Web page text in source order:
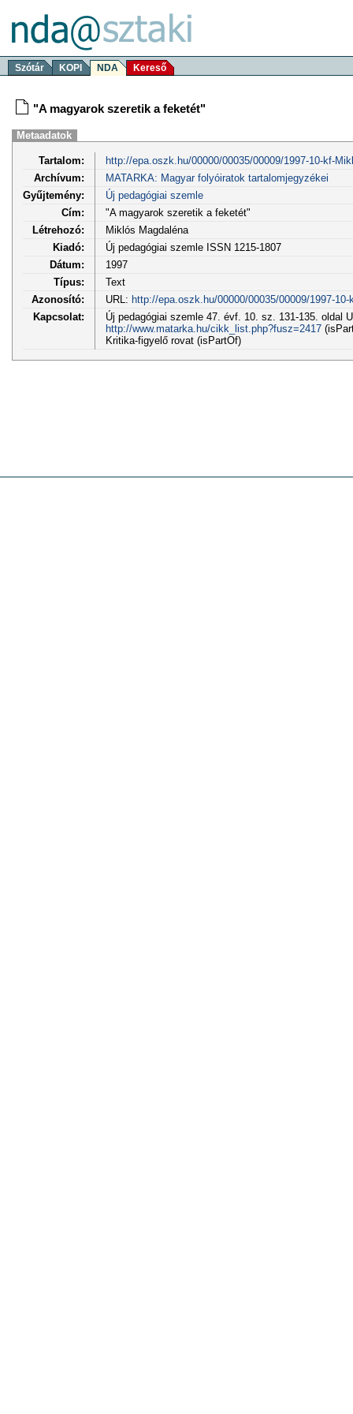
Szótár KOPI NDA Kereső
"A magyarok szeretik a feketét"
Metaadatok
Tartalom:
http://epa.oszk.hu/00000/00035/00009/1997-10-kf-
Archívum:
MATARKA: Magyar folyóiratok tartalomjegyzékei
Gyűjtemény:
Új pedagógiai szemle
Cím:
"A magyarok szeretik a feketét"
Létrehozó:
Miklós Magdaléna
Kiadó:
Új pedagógiai szemle ISSN 1215-1807
Dátum:
1997
Típus:
Text
Azonosító:
URL: http://epa.oszk.hu/00000/00035/00009/1997-
Kapcsolat:
Új pedagógiai szemle 47. évf. 10. sz. 131-135. oldal
http://www.matarka.hu/cikk_list.php?fusz=2417
Kritika-figyelő rovat (isPartOf)